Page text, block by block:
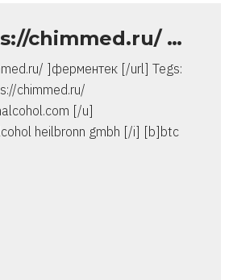
chimmed.ru/ …
]ферментек [/url] Tegs:
chimmed.ru/
[/u]
heilbronn gmbh [/i] [b]btc